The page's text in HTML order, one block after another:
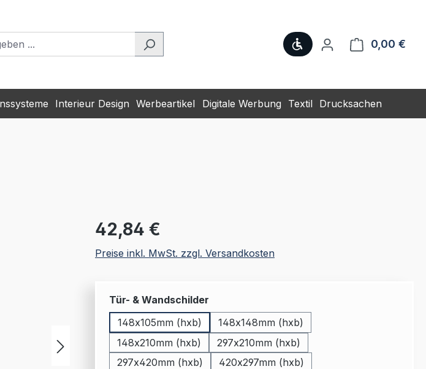
Werkzeugleiste anzeigen
0,00 €
Interieur Design Werbeartikel Digitale Werbung Textil Drucksachen
Regulärer Preis:
42,84 €
Preise inkl. MwSt. zzgl. Versandkosten
Tür- & Wandschilder
148x105mm (hxb)
148x148mm (hxb)
148x210mm (hxb)
297x210mm (hxb)
297x420mm (hxb)
420x297mm (hxb)